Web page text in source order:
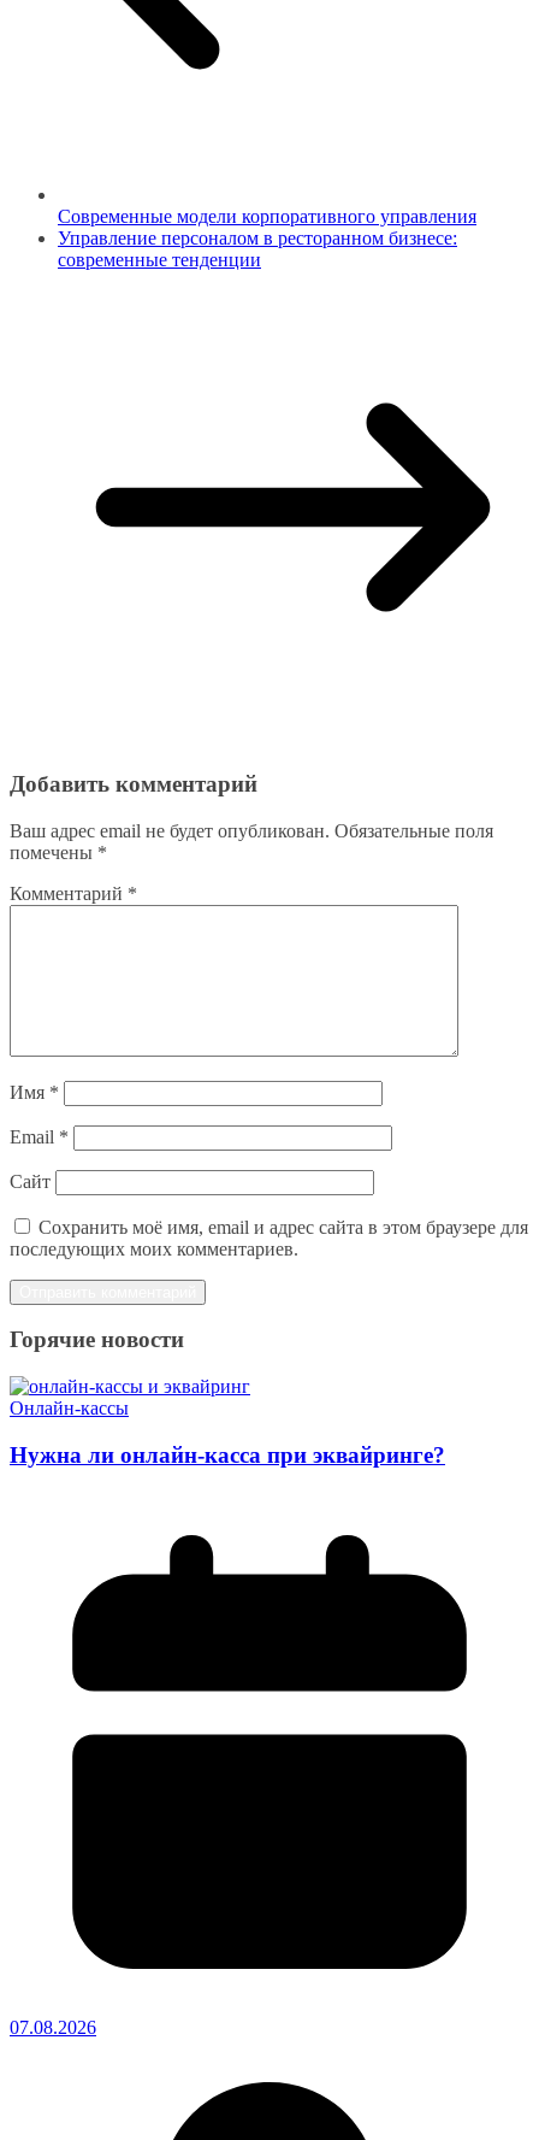
Современные модели корпоративного управления
Управление персоналом в ресторанном бизнесе:
современные тенденции
Добавить комментарий
Ваш адрес email не будет опубликован. Обязательные поля
помечены *
Комментарий *
Имя *
Email *
Сайт
Сохранить моё имя, email и адрес сайта в этом браузере для
последующих моих комментариев.
Горячие новости
Онлайн-кассы
Нужна ли онлайн-касса при эквайринге?
07.08.2026